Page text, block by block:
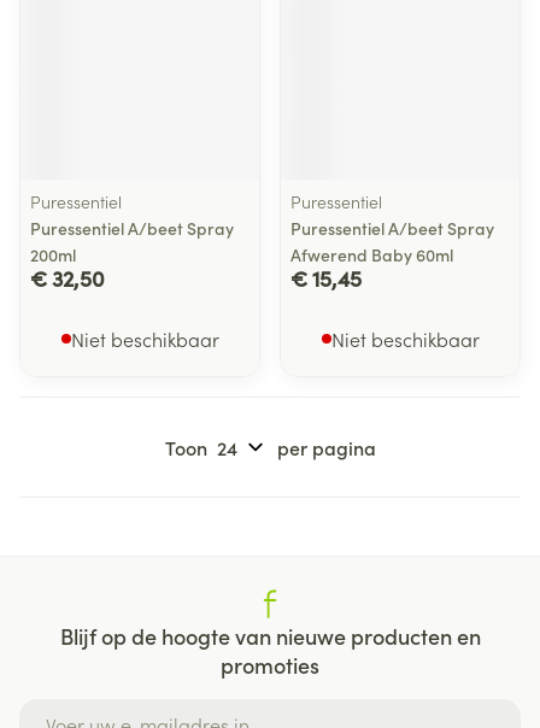
Puressentiel
Puressentiel A/beet Spray
200ml
€ 32,50
Niet beschikbaar
Puressentiel
Puressentiel A/beet Spray
Afwerend Baby 60ml
€ 15,45
Niet beschikbaar
Toon per pagina
Blijf op de hoogte van nieuwe producten en
promoties